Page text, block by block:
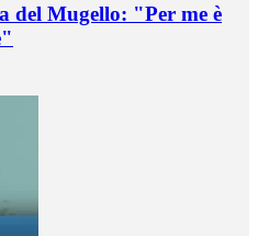
del Mugello: "Per me è